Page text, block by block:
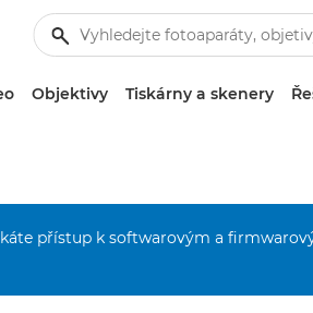
Objektivy Tiskárny a skenery
přístup k softwarovým a